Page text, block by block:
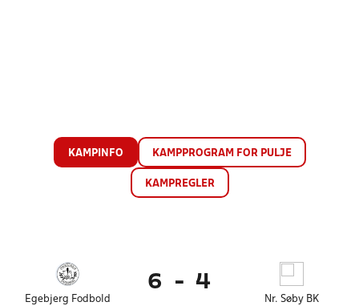
KAMPINFO KAMPPROGRAM FOR PULJE
KAMPREGLER
Egebjerg Fodbold
6 - 4
Nr. Søby BK